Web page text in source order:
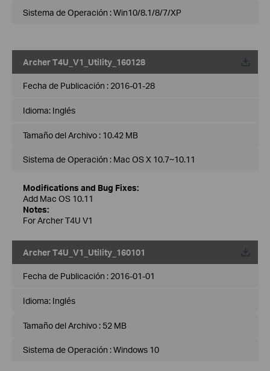
Sistema de Operación : Win10/8.1/8/7/XP
Archer T4U_V1_Utility_160128
Fecha de Publicación : 2016-01-28
Idioma: Inglés
Tamaño del Archivo : 10.42 MB
Sistema de Operación : Mac OS X 10.7~10.11
Modifications and Bug Fixes:
Add Mac OS 10.11
Notes:
For Archer T4U V1
Archer T4U_V1_Utility_160101
Fecha de Publicación : 2016-01-01
Idioma: Inglés
Tamaño del Archivo : 52 MB
Sistema de Operación : Windows 10